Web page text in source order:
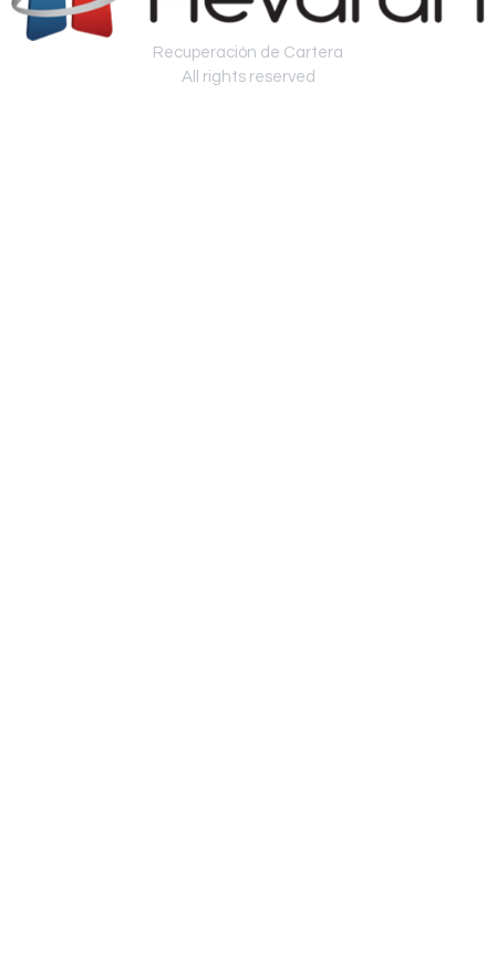
Recuperación de Cartera
All rights reserved